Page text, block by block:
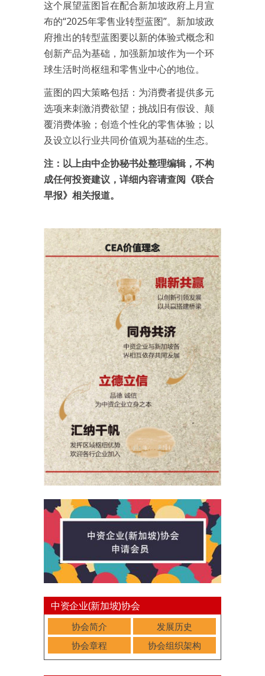
这个展望蓝图旨在配合新加坡政府上月宣
布的“2025年零售业转型蓝图”。新加坡政
府推出的转型蓝图要以新的体验式概念和
创新产品为基础，加强新加坡作为一个环
球生活时尚枢纽和零售业中心的地位。
蓝图的四大策略包括：为消费者提供多元
选项来刺激消费欲望；挑战旧有假设、颠
覆消费体验；创造个性化的零售体验；以
及设立以行业共同价值观为基础的生态。
注：以上由中企协秘书处整理编辑，不构
成任何投资建议，详细内容请查阅《联合
早报》相关报道。
中资企业(新加坡)协会
协会简介
发展历史
协会章程
协会组织架构